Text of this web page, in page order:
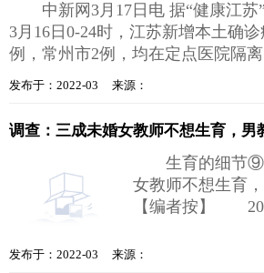
中新网3月17日电 据“健康江苏”
3月16日0-24时，江苏新增本土确
例，常州市2例，均在定点医院隔离
发布于：2022-03 来源：
调查：三成未婚女教师不想生育，男
生育的细节⑨
女教师不想生
【编者按】
发布于：2022-03 来源：